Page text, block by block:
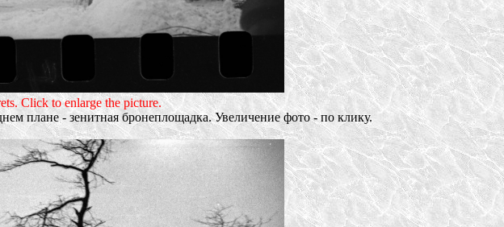
Click to enlarge the picture.
плане - зенитная бронеплощадка. Увеличение фото - по клику.